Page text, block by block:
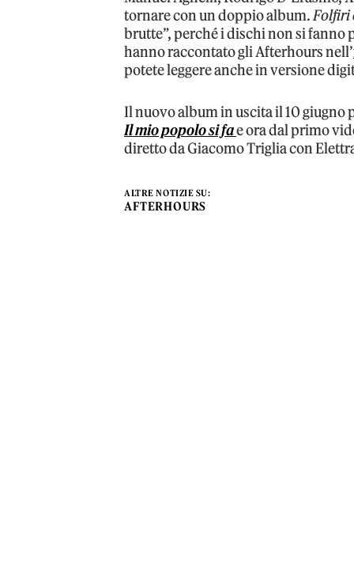
tornare con un doppio album.Folfiri
brutte”, perché i dischi non si fanno
hanno raccontato gli Afterhours nell’
potete leggere anche in versione
Il nuovo album in uscita il 10 giugno
Il mio popolo si fae ora dal primo
diretto da Giacomo Triglia con
ALTRE NOTIZIE SU:
AFTERHOURS